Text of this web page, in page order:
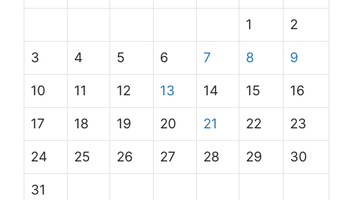
1 2
3 4 5 6 7 8 9
10 11 12 13 14 15 16
17 18 19 20 21 22 23
24 25 26 27 28 29 30
31